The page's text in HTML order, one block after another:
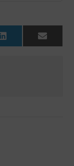
LinkedIn Email